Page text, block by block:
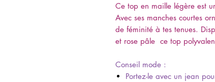
Ce top en maille légère est
Avec ses manches courtes
de féminité à tes tenues.
et rose pâle ce top
Conseil mode :
Portez-le avec un jean